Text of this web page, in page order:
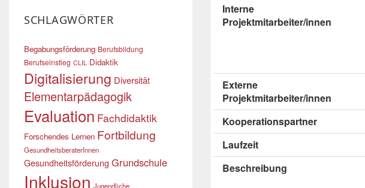
Interne
Projektmitarbeiter/innen
Externe
Projektmitarbeiter/innen
Kooperationspartner
Laufzeit
Beschreibung
SCHLAGWÖRTER
Begabungsförderung Berufsbildung
Berufseinstieg CLIL Didaktik
Digitalisierung Diversität
Elementarpädagogik
Evaluation Fachdidaktik
Forschendes Lernen Fortbildung
GesundheitsberaterInnen
Gesundheitsförderung Grundschule
Inklusion Jugendliche